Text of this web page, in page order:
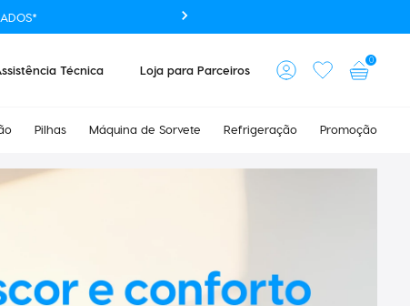
Técnica Loja para Parceiros
0
Pilhas Máquina de Sorvete Refrigeração Promoção